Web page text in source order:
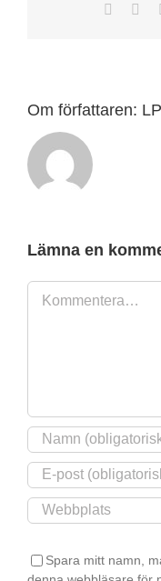
Om författaren:
Lämna en
Kommentar
Spara mitt namn,